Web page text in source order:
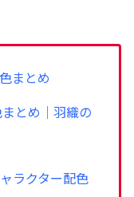
まとめ
とめ｜羽織の
ラクター配色